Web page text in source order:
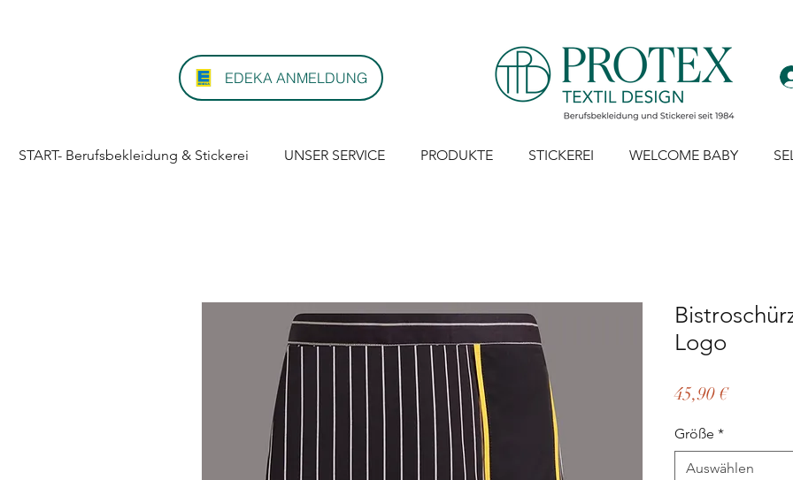
EDEKA ANMELDUNG
START- Berufsbekleidung & Stickerei UNSER SERVICE PRODUKTE STICKEREI WELCOME BABY
Logo
45,90 €Preis
Größe *
Auswählen